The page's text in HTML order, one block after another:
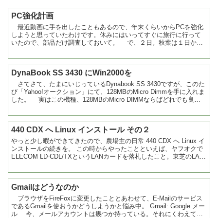
PC強化計画
最近動画に手を出したこともあるので、年末くらいからPCを強化
しようと思っていたわけです。休みにはいってすぐに旅行に行って
いたので、部品だけ調査しておいて。 で、２日。秋葉は１日から
DynaBook SS 3430 にWin2000を
さてさて、たまにいじっているDynabook SS 3430ですが、このた
び「Yahoo!オークション」にて、128MBのMicro Dimmを手に入れま
した。 実はこの機種、128MBのMicro DIMMならばどれでも良い
440 CDX へ Linux インストール その２
やっと少し暇ができてきたので、農場主の日常 440 CDX へ Linux イ
ンストールの続きを。 この時からやったことといえば、ヤフオクで
ELECOM LD-CDL/TXというLANカードを落札したこと。東芝のLAN
Gmailはどうなのか
ブラウザをFireFoxに変更したこととあわせて、E-Mailのサービス
であるGmailを使おうかどうしようかと悩み中。 Gmail: Google メー
ル 今、メールアカウントは幾つか持っている。それにくわえて、